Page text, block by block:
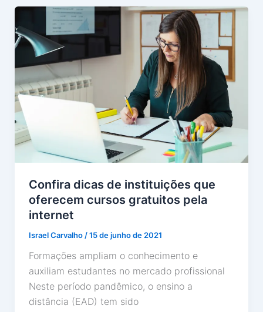
Confira dicas de instituições que
oferecem cursos gratuitos pela
internet
Israel Carvalho /15 de junho de 2021
Formações ampliam o conhecimento e
auxiliam estudantes no mercado profissional
Neste período pandêmico, o ensino a
distância (EAD) tem sido